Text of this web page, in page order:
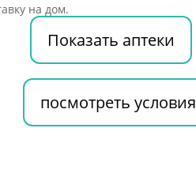
на дом.
Показать аптеки
посмотреть условия